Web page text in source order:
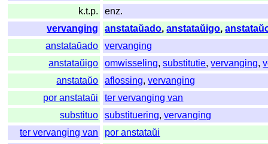
k.t.p.
enz.
vervanging
anstataŭado,anstataŭigo,
anstataŭado
vervanging
anstataŭigo
omwisseling,substitutie,vervanging,
anstataŭo
aflossing,vervanging
por anstataŭi
ter vervanging van
substituo
substituering,vervanging
ter vervanging van
por anstataŭi